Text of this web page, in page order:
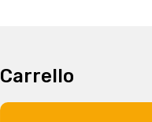
Carrello